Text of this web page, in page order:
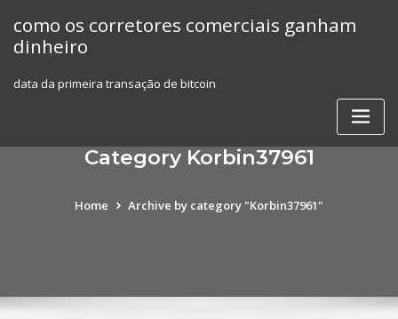
content
como os corretores comerciais ganham
dinheiro
data da primeira transação de bitcoin
Category Korbin37961
Home Archive by category "Korbin37961"